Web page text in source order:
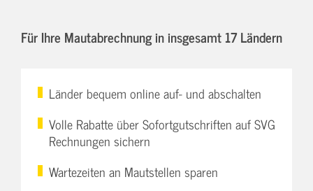
Für Ihre Mautabrechnung in insgesamt 17 Ländern
Länder bequem online auf- und abschalten
Volle Rabatte über Sofortgutschriften auf SVG
Rechnungen sichern
Wartezeiten an Mautstellen sparen